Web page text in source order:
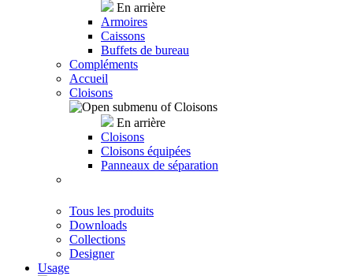
En arrière
Armoires
Caissons
Buffets de bureau
Compléments
Accueil
Cloisons
En arrière
Cloisons
Cloisons équipées
Panneaux de séparation
Tous les produits
Downloads
Collections
Designer
Usage